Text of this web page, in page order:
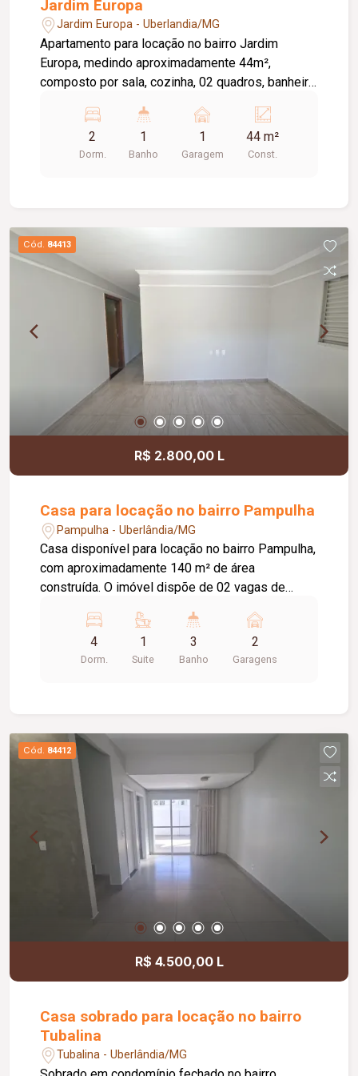
Jardim Europa
Jardim Europa - Uberlandia/MG
Apartamento para locação no bairro Jardim
Europa, medindo aproximadamente 44m²,
composto por sala, cozinha, 02 quadros, banheiro
portaria 24h, quadra poliesportiva, salão de
festas, e playground. Valor de condomínio incluso
no aluguel.
2
Dorm.
1
Banho
1
Garagem
44 m²
Const.
Cód. 84413
R$ 2.800,00 L
Casa para locação no bairro Pampulha
Pampulha - Uberlândia/MG
Casa disponível para locação no bairro Pampulha,
com aproximadamente 140 m² de área
construída. O imóvel dispõe de 02 vagas de
sendo 01 suíte com armários, banheiro social,
sala de jantar, cozinha com armários, área de
serviço, varanda, 01 quarto externo e 01 banheiro
4
Dorm.
1
Suite
3
Banho
2
Garagens
Cód. 84412
R$ 4.500,00 L
Casa sobrado para locação no bairro
Tubalina
Tubalina - Uberlândia/MG